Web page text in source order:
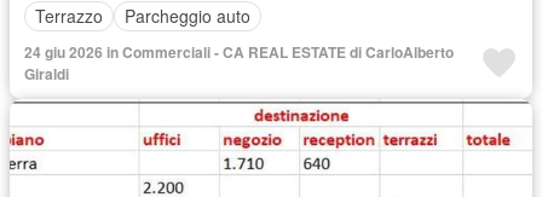
Terrazzo
Parcheggio auto
24 giu 2026 in Commerciali - CA REAL ESTATE di CarloAlberto
Giraldi